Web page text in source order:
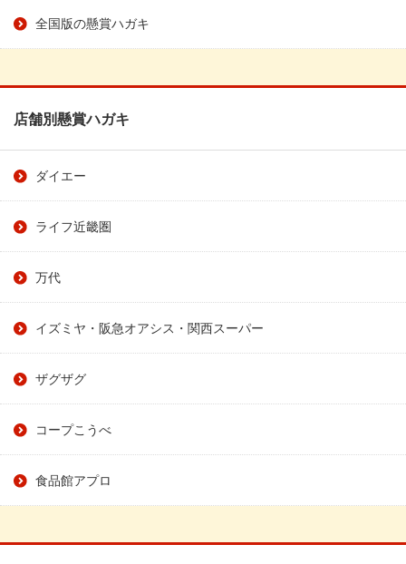
全国版の懸賞ハガキ
店舗別懸賞ハガキ
ダイエー
ライフ近畿圏
万代
イズミヤ・阪急オアシス・関西スーパー
ザグザグ
コープこうべ
食品館アプロ